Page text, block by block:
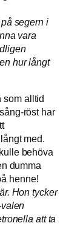
segern i
vara
hur långt
som alltid
röst har
med.
behöva
dumma
henne!
Hon tycker
att ta